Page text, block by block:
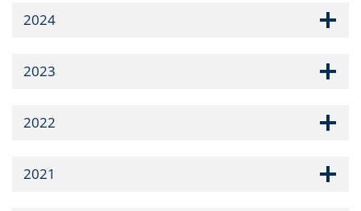
2024
2023
2022
2021